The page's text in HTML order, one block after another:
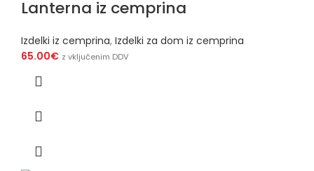
Lanterna iz cemprina
Izdelki iz cemprina, Izdelki za dom iz cemprina
65.00€ z vključenim DDV